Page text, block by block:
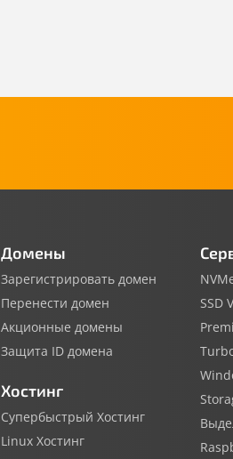
Домены
Зарегистрировать домен
Перенести домен
Акционные домены
Защита ID домена
Хостинг
Супербыстрый Хостинг
Linux Хостинг
SSD